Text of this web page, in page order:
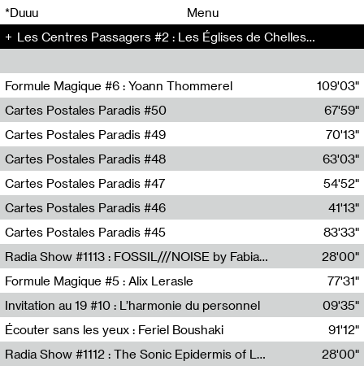
*Duuu
Menu
Les Centres Passagers #2 : Les Églises de Chelles - Les Centres Passagers (2)
Formule Magique #6 : Yoann Thommerel
Nathalie Lacroix,Yoann Thommerel
109'03"
Cartes Postales Paradis #50
Zoé Leroux
67'59"
Cartes Postales Paradis #49
Aurore Portales
70'13"
Cartes Postales Paradis #48
Mathias Dupaquier
63'03"
Cartes Postales Paradis #47
Raymond Engramer
54'52"
Cartes Postales Paradis #46
Sarah Banville
41'13"
Cartes Postales Paradis #45
Mateo Cuin
83'33"
Radia Show #1113 : FOSSIL///NOISE by Fabiana Gibim / Wave Farm
Wave Farm
28'00"
Formule Magique #5 : Alix Lerasle
Nathalie Lacroix
77'31"
Invitation au 19 #10 : L’harmonie du personnel
19, CRAC
09'35"
Écouter sans les yeux : Feriel Boushaki
Feriel Boushaki
91'12"
Radia Show #1112 : The Sonic Epidermis of Lake Léman by Paul Courlet / Guest Slot
28'00"
00 00
00 00